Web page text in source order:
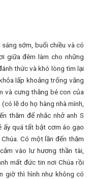
sớm, buổi chiều và có
giữa đêm làm cho những
thức và khó lòng tìm lại
lấp khoảng trống vắng
và cưng thằng bé con của
lẽ do họ hàng nhà mình,
thăm để nhắc nhở anh S
ấy quá tất bật cơm áo gạo
Có một lần đến thăm
vào lư hương thần tài,
mất đức tin nơi Chúa rồi
giờ thì hình như không có